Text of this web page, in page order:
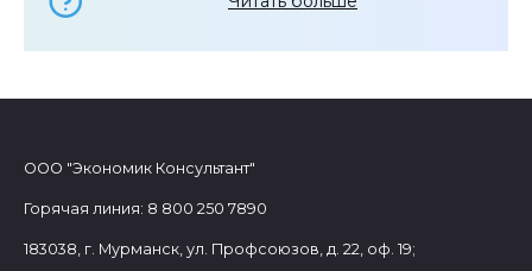
ООО "Экономик Консультант"
Горячая линия: 8 800 250 7890
183038, г. Мурманск, ул. Профсоюзов, д. 22, оф. 19;